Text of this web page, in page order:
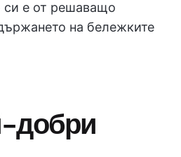
е от решаващо
на бележките
добри